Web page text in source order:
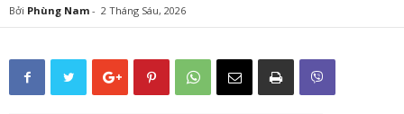
Bởi Phùng Nam - 2 Tháng Sáu, 2026